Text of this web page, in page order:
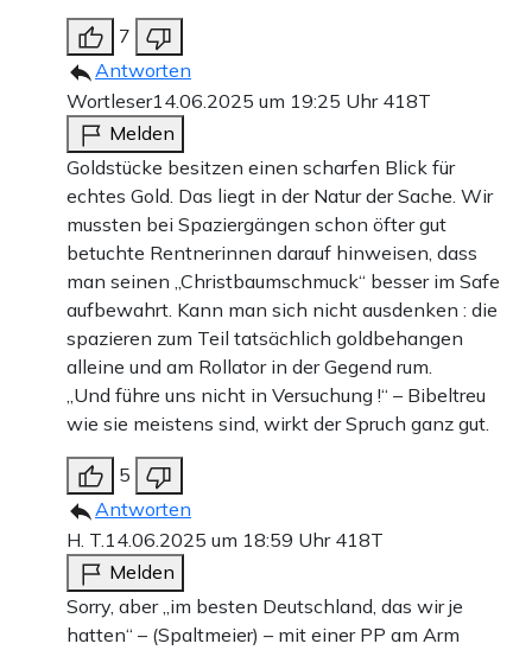
7
Antworten
Wortleser14.06.2025 um 19:25 Uhr 418T
Melden
Goldstücke besitzen einen scharfen Blick für
echtes Gold. Das liegt in der Natur der Sache. Wir
mussten bei Spaziergängen schon öfter gut
betuchte Rentnerinnen darauf hinweisen, dass
man seinen „Christbaumschmuck“ besser im Safe
aufbewahrt. Kann man sich nicht ausdenken : die
spazieren zum Teil tatsächlich goldbehangen
alleine und am Rollator in der Gegend rum.
„Und führe uns nicht in Versuchung !“ – Bibeltreu
wie sie meistens sind, wirkt der Spruch ganz gut.
5
Antworten
H. T.14.06.2025 um 18:59 Uhr 418T
Melden
Sorry, aber „im besten Deutschland, das wir je
hatten“ – (Spaltmeier) – mit einer PP am Arm